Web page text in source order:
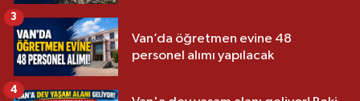
Van’da öğretmen evine 48
personel alımı yapılacak
3
4